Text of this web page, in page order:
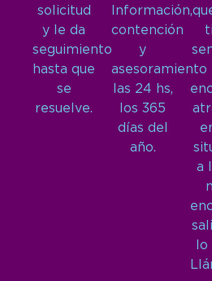
solicitud
y le da
seguimiento
hasta que
se
resuelve.
Información,
contención
y
asesoramiento
las 24 hs,
los 365
días del
año.
a
lo